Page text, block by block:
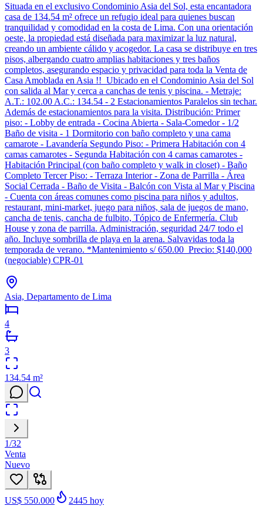
Situada en el exclusivo Condominio Asia del Sol, esta encantadora
casa de 134.54 m² ofrece un refugio ideal para quienes buscan
tranquilidad y comodidad en la costa de Lima. Con una orientación
oeste, la propiedad está diseñada para maximizar la luz natural,
creando un ambiente cálido y acogedor. La casa se distribuye en tres
pisos, albergando cuatro amplias habitaciones y tres baños
completos, asegurando espacio y privacidad para toda la Venta de
Casa Amoblada en Asia !! Ubicado en el Condominio Asia del Sol
con salida al Mar y cerca a canchas de tenis y piscina. - Metraje:
A.T.: 102.00 A.C.: 134.54 - 2 Estacionamientos Paralelos sin techar.
Además de estacionamientos para la visita. Distribución: Primer
piso: - Lobby de entrada - Cocina Abierta - Sala-Comedor - 1/2
Baño de visita - 1 Dormitorio con baño completo y una cama
camarote - Lavandería Segundo Piso: - Primera Habitación con 4
camas camarotes - Segunda Habitación con 4 camas camarotes -
Habitación Principal (con baño completo y walk in closet) - Baño
Completo Tercer Piso: - Terraza Interior - Zona de Parrilla - Área
Social Cerrada - Baño de Visita - Balcón con Vista al Mar y Piscina
- Cuenta con áreas comunes como piscina para niños y adultos,
restaurant, mini-market, juego para niños, sala de juegos de mano,
cancha de tenis, cancha de fulbito, Tópico de Enfermería. Club
House y zona de parrilla. Administración, seguridad 24/7 todo el
año. Incluye sombrilla de playa en la arena. Salvavidas toda la
temporada de verano. *Mantenimiento s/ 650.00 Precio: $140,000
(negociable) CPR-01
Asia, Departamento de Lima
4
3
134.54 m²
1/32
Venta
Nuevo
US$ 550.000 2445 hoy